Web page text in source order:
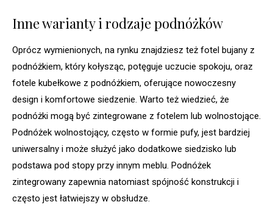
Inne warianty i rodzaje podnóżków
Oprócz wymienionych, na rynku znajdziesz też fotel bujany z
podnóżkiem, który kołysząc, potęguje uczucie spokoju, oraz
fotele kubełkowe z podnóżkiem, oferujące nowoczesny
design i komfortowe siedzenie. Warto też wiedzieć, że
podnóżki mogą być zintegrowane z fotelem lub wolnostojące.
Podnóżek wolnostojący, często w formie pufy, jest bardziej
uniwersalny i może służyć jako dodatkowe siedzisko lub
podstawa pod stopy przy innym meblu. Podnóżek
zintegrowany zapewnia natomiast spójność konstrukcji i
często jest łatwiejszy w obsłudze.